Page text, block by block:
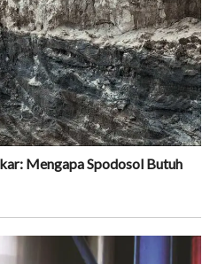
Mengapa Spodosol Butuh